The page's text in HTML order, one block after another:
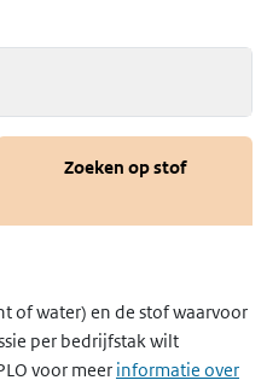
Zoeken op stof
of water) en de stof waarvoor
per bedrijfstak wilt
voor meer informatie over